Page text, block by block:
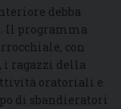
debba
Il programma
con
ragazzi della
oratoriali e
di sbandieratori